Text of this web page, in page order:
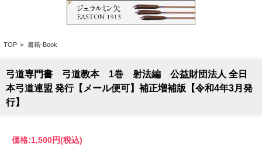
TOP > 書籍-Book
弓道専門書 弓道教本 1巻 射法編 公益財団法人 全日
本弓道連盟 発行【メール便可】補正増補版【令和4年3月発
行】
価格:1,500円(税込)